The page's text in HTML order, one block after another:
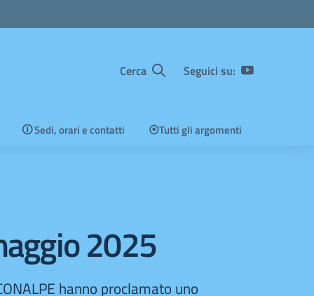
Cerca Seguici su:
🛈 Sedi, orari e contatti ⦿Tutti gli argomenti
2025
hanno proclamato uno